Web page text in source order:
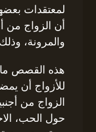
لمعتقدات
أن الزواج من
والمرونة،
هذه القصص
للأزواج أن
الزواج من
حول الحب،